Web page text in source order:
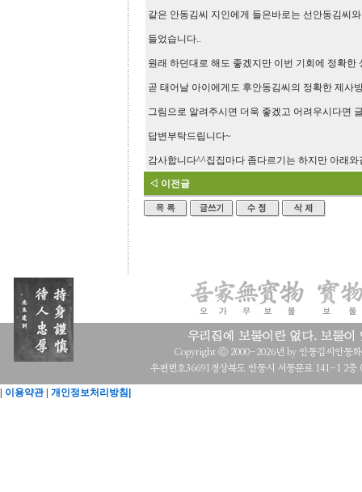
같은 안동김씨 지인에게 들은바로는 선안동김씨
들었습니다..
원래 하던대로 해도 좋겠지만 이번 기회에 정확한
곧 태어날 아이에게도 후안동김씨의 정확한 제사
그림으로 알려주시면 더욱 좋겠고 어려우시다면
답변부탁드립니다~
감사합니다^^집집마다 좀다르기는 하지만 아래
◁ 이전글
이용약관| 개인정보처리방침|
Copyright ⓒ 2000-2026년 by 안동김씨안동
우편번호36691경상북도 안동시 서동문로 141-1 2